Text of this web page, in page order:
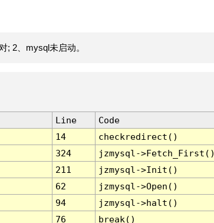
; 2、mysql未启动。
Line
Code
14
checkredirect()
324
jzmysql-
211
jzmysql->Init()
62
jzmysql->Open()
94
jzmysql->halt()
76 break()